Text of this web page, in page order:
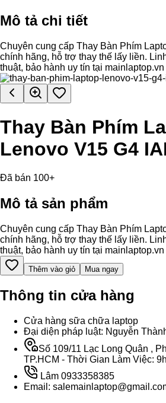
Mô tả chi tiết
Chuyên cung cấp Thay Bàn Phím
chính hãng, hỗ trợ thay thế lấy liền.
thuật, bảo hành uy tín tại mainlaptop.vn
Thay Bàn Phím
Lenovo V15 G4
Đã bán 100+
Mô tả sản phẩm
Chuyên cung cấp Thay Bàn Phím
chính hãng, hỗ trợ thay thế lấy liền.
thuật, bảo hành uy tín tại mainlaptop.vn
Thêm vào giỏ Mua ngay
Thông tin cửa hàng
Cửa hàng sữa chữa laptop
Đại diện pháp luật: Nguyễn
Số 109/11 Lạc Long Quân ,
TP.HCM - Thời Gian Làm Việc:
Lâm 0933358385
Email: